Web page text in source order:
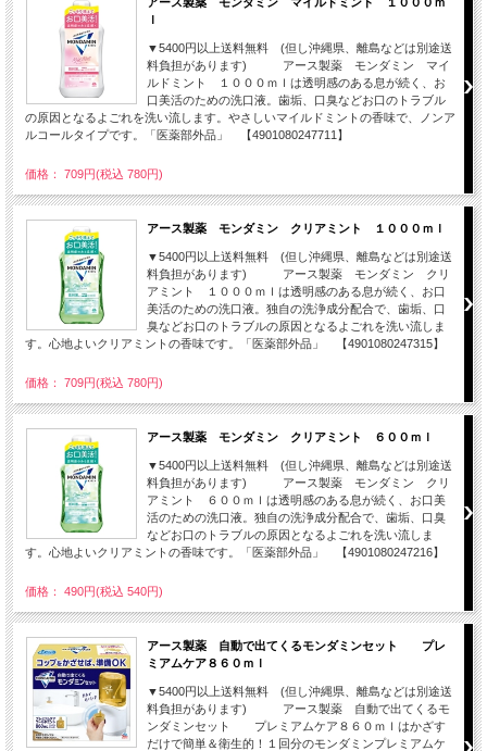
ｌ
▼5400円以上送料無料 (但し沖縄県、離島などは別途送
料負担があります) アース製薬 モンダミン マイ
ルドミント １０００ｍｌは透明感のある息が続く、お
口美活のための洗口液。歯垢、口臭などお口のトラブル
の原因となるよごれを洗い流します。やさしいマイルドミントの香味で、ノンア
ルコールタイプです。「医薬部外品」 【4901080247711】
価格： 709円(税込 780円)
アース製薬 モンダミン クリアミント １０００ｍｌ
▼5400円以上送料無料 (但し沖縄県、離島などは別途送
料負担があります) アース製薬 モンダミン クリ
アミント １０００ｍｌは透明感のある息が続く、お口
美活のための洗口液。独自の洗浄成分配合で、歯垢、口
臭などお口のトラブルの原因となるよごれを洗い流しま
す。心地よいクリアミントの香味です。「医薬部外品」 【4901080247315】
価格： 709円(税込 780円)
アース製薬 モンダミン クリアミント ６００ｍｌ
▼5400円以上送料無料 (但し沖縄県、離島などは別途送
料負担があります) アース製薬 モンダミン クリ
アミント ６００ｍｌは透明感のある息が続く、お口美
活のための洗口液。独自の洗浄成分配合で、歯垢、口臭
などお口のトラブルの原因となるよごれを洗い流しま
す。心地よいクリアミントの香味です。「医薬部外品」 【4901080247216】
価格： 490円(税込 540円)
アース製薬 自動で出てくるモンダミンセット プレ
ミアムケア８６０ｍｌ
▼5400円以上送料無料 (但し沖縄県、離島などは別途送
料負担があります) アース製薬 自動で出てくるモ
ンダミンセット プレミアムケア８６０ｍｌはかざす
だけで簡単＆衛生的！１回分のモンダミンプレミアムケ